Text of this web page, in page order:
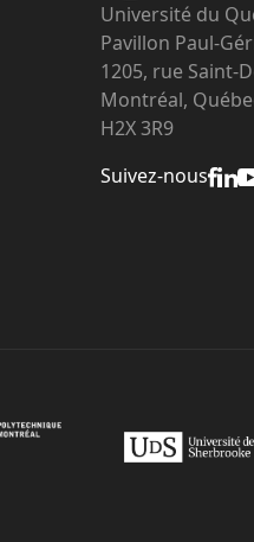
Université du
Pavillon Paul-
1205, rue Saint-
Montréal,
H2X 3R9
Suivez-nous